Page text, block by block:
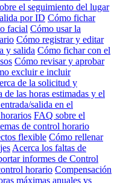
el seguimiento del lugar
por ID Cómo fichar
facial Cómo usar la
Cómo registrar y editar
y salida Cómo fichar con el
Cómo revisar y aprobar
excluir e incluir
de la solicitud y
de las horas estimadas y el
salida en el
FAQ sobre el
de control horario
flexible Cómo rellenar
Acerca los faltas de
informes de Control
horario Compensación
máximas anuales vs